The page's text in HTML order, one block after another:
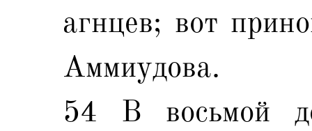
агнцев; вот
Аммиудова.
54 В восьмой